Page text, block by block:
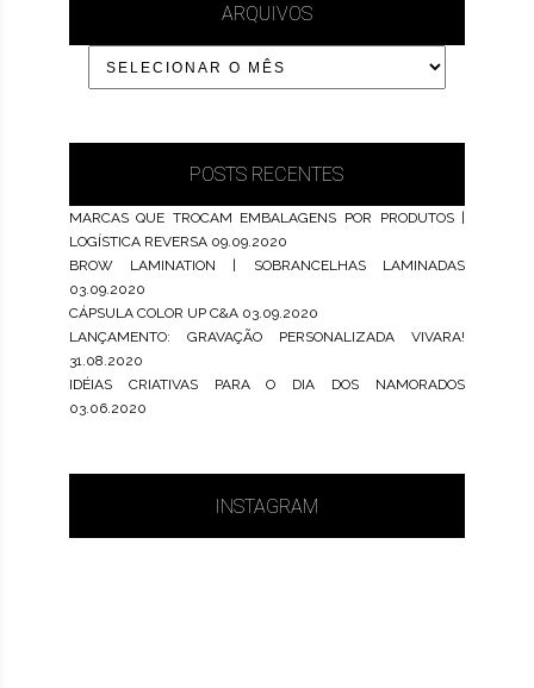
ARQUIVOS
POSTS RECENTES
MARCAS QUE TROCAM EMBALAGENS POR PRODUTOS |
LOGÍSTICA REVERSA 09.09.2020
BROW LAMINATION | SOBRANCELHAS LAMINADAS
03.09.2020
CÁPSULA COLOR UP C&A 03.09.2020
LANÇAMENTO: GRAVAÇÃO PERSONALIZADA VIVARA!
31.08.2020
IDÉIAS CRIATIVAS PARA O DIA DOS NAMORADOS
03.06.2020
INSTAGRAM